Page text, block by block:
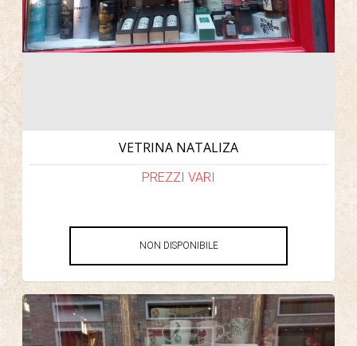
VETRINA NATALIZA
PREZZI VARI
NON DISPONIBILE